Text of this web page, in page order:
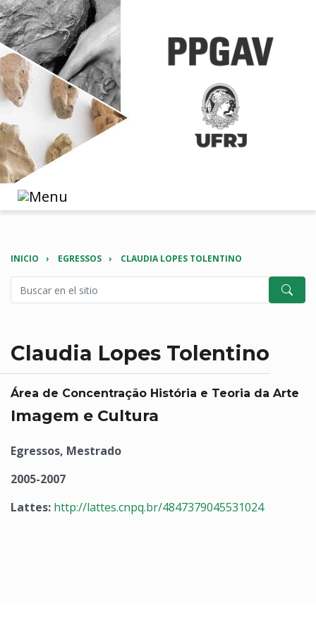
INICIO EGRESSOS CLAUDIA LOPES TOLENTINO
Claudia Lopes Tolentino
Área de Concentração História e Teoria da Arte
Imagem e Cultura
Egressos, Mestrado
2005-2007
Lattes: http://lattes.cnpq.br/4847379045531024